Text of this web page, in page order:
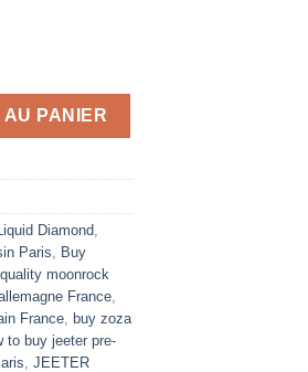
:
Liquid Diamond
PANIER
Diamond
Paris
Buy
moonrock
France
France buy zoza
to buy jeeter pre-
JEETER